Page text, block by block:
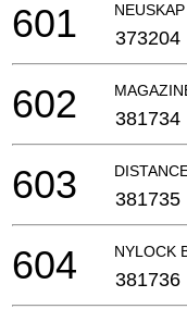
NEUSKAP
601 373204
602 381734
603 381735
NYLOCK
604 381736